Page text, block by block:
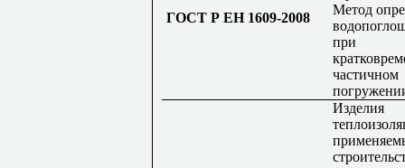
ГОСТ Р ЕН 1609-2008
Метод
при
частичном
Изделия